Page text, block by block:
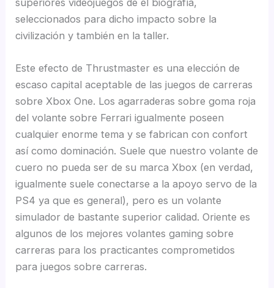
superiores videojuegos de el biografía,
seleccionados para dicho impacto sobre la
civilización y también en la taller.
Este efecto de Thrustmaster es una elección de
escaso capital aceptable de las juegos de carreras
sobre Xbox One. Los agarraderas sobre goma roja
del volante sobre Ferrari igualmente poseen
cualquier enorme tema y se fabrican con confort
así­ como dominación. Suele que nuestro volante de
cuero no pueda ser de su marca Xbox (en verdad,
igualmente suele conectarse a la apoyo servo de la
PS4 ya que es general), pero es un volante
simulador de bastante superior calidad. Oriente es
algunos de los mejores volantes gaming sobre
carreras para los practicantes comprometidos
para juegos sobre carreras.